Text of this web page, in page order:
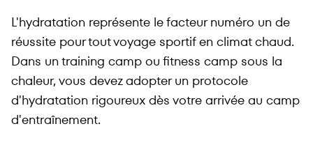
L'hydratation représente le facteur numéro un de
réussite pour tout voyage sportif en climat chaud.
Dans un training camp ou fitness camp sous la
chaleur, vous devez adopter un protocole
d'hydratation rigoureux dès votre arrivée au camp
d'entraînement.